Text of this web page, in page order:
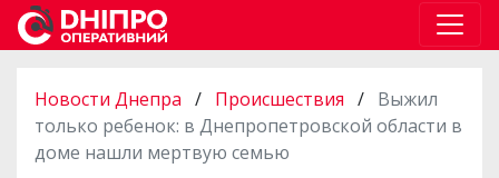
Новости Днепра / Происшествия / Выжил
только ребенок: в Днепропетровской области в
доме нашли мертвую семью